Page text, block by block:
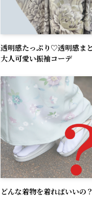
透明感たっぷり♡透明感ま
大人可愛い振袖コーデ
どんな着物を着ればいいの